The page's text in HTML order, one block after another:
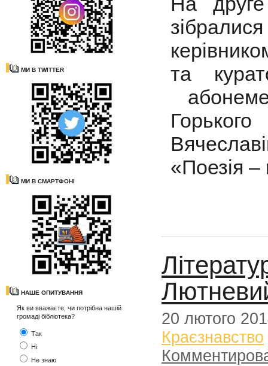
МИ В TWITTER
МИ В СМАРТФОНІ
НАШЕ ОПИТУВАННЯ
Як ви вважаєте, чи потрібна нашій
громаді бібліотека?
Так
Ні
Не знаю
та
«Поезія
20 лютого
Краєзнавство